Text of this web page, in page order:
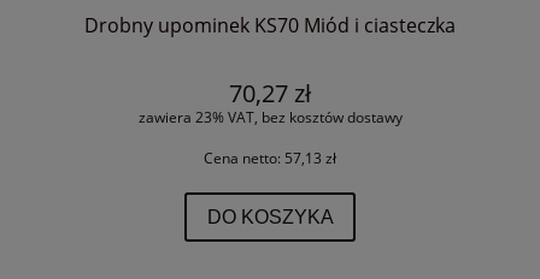
Drobny upominek KS70 Miód i ciasteczka
70,27 zł
zawiera 23% VAT, bez kosztów dostawy
Cena netto: 57,13 zł
DO KOSZYKA